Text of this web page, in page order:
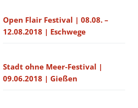
Open Flair Festival | 08.08. –
12.08.2018 | Eschwege
Stadt ohne Meer-Festival |
09.06.2018 | Gießen